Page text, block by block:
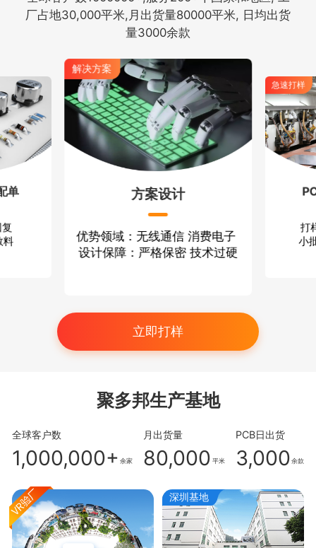
厂占地30,000平米,月出货量80000平米, 日均出货
量3000余款
单
料
解决方案
方案设计
优势领域：无线通信 消费电子
设计保障：严格保密 技术过硬
急速打样
打
小
立即打样
聚多邦生产基地
全球客户数
1,000,000+ 余家
月出货量
80,000 平米
PCB日出货
3,000 余款
深圳基地